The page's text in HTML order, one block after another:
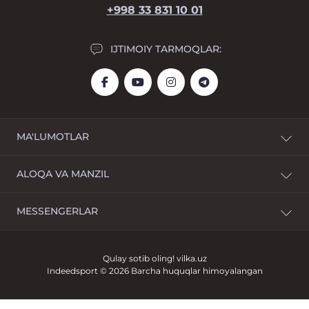
+998 33 831 10 01
IJTIMOIY TARMOQLAR:
MA'LUMOTLAR
To'lov
Sharhlar
Ishlab chiqaruvchilar
Aksiya
ALOQA VA MANZIL
Evos yaqinidagi Landmark Parkent bozori
Dushanba-Yakshanba: 10:00 dan 22:00 gacha
MESSENGERLAR
Qulay sotib oling! vilka.uz
Indeedsport © 2026 Barcha huquqlar himoyalangan